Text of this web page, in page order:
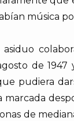
música
asiduo
de
pudiera
de